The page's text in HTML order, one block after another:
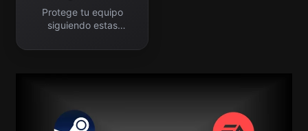
Protege tu equipo
siguiendo estas
básicas.